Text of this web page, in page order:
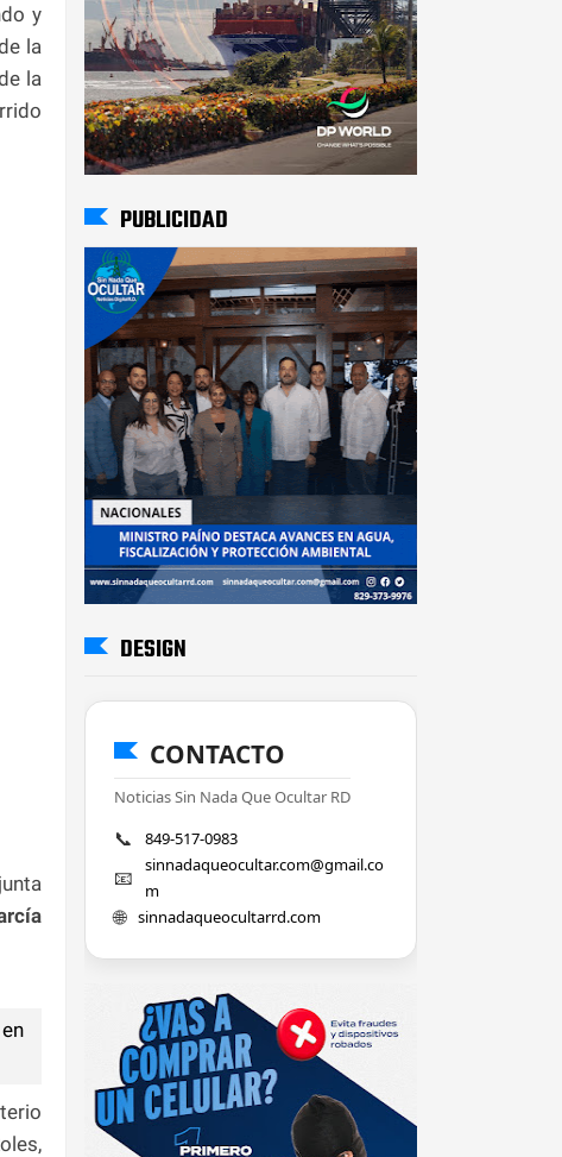
y
la
la
PUBLICIDAD
DESIGN
CONTACTO
Noticias Sin Nada Que Ocultar RD
📞 849-517-0983
📧
sinnadaqueocultar.com@gmail.co
m
🌐 sinnadaqueocultarrd.com